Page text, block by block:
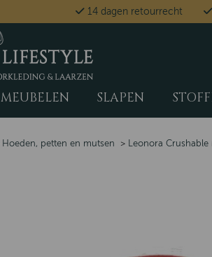
14 dagen retourrecht
MEUBELEN SLAPEN
Hoeden, petten en mutsen > Leonora Crushable